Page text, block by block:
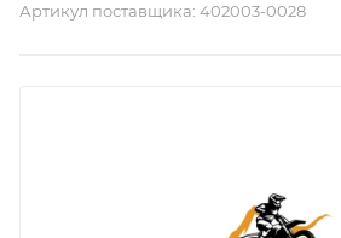
Артикул поставщика: 402003-0028